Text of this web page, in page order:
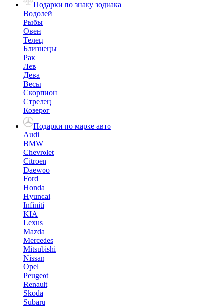
Подарки по знаку зодиака
Водолей
Рыбы
Овен
Телец
Близнецы
Рак
Лев
Дева
Весы
Скорпион
Стрелец
Козерог
Подарки по марке авто
Audi
BMW
Chevrolet
Citroen
Daewoo
Ford
Honda
Hyundai
Infiniti
KIA
Lexus
Mazda
Mercedes
Mitsubishi
Nissan
Opel
Peugeot
Renault
Skoda
Subaru